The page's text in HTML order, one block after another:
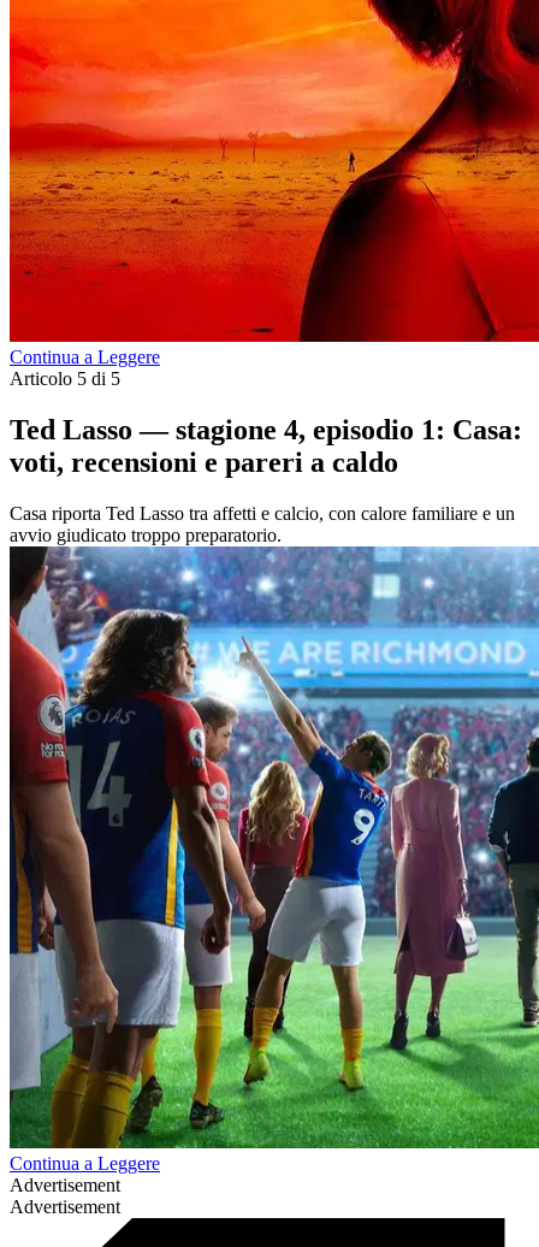
Continua a Leggere
Articolo 5 di 5
Ted Lasso — stagione 4, episodio 1: Casa:
voti, recensioni e pareri a caldo
Casa riporta Ted Lasso tra affetti e calcio, con calore familiare e un
avvio giudicato troppo preparatorio.
Continua a Leggere
Advertisement
Advertisement